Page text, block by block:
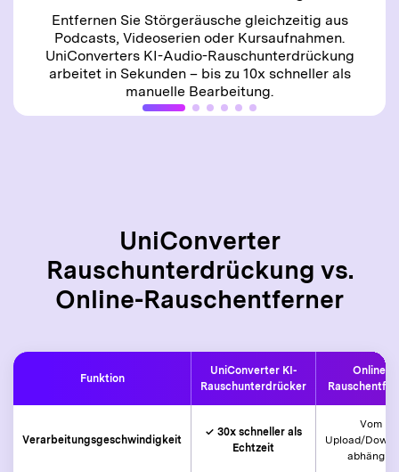
Entfernen Sie Störgeräusche gleichzeitig aus
Podcasts, Videoserien oder Kursaufnahmen.
UniConverters KI-Audio-Rauschunterdrückung
arbeitet in Sekunden – bis zu 10x schneller als
manuelle Bearbeitung.
UniConverter
Rauschunterdrückung vs.
Online-Rauschentferner
Funktion
UniConverter KI-
Rauschunterdrücker
Online-
Verarbeitungsgeschwindigkeit
✓ 30x schneller als
Echtzeit
Vom
Upload/
abhängig